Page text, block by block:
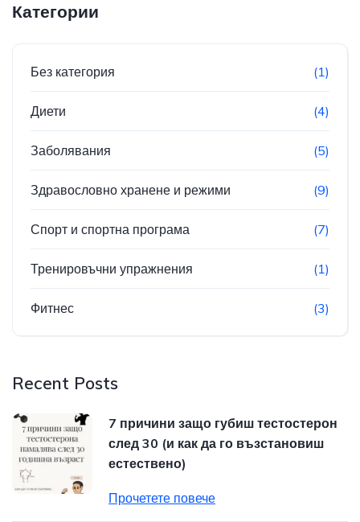
Категории
Без категория (1)
Диети (4)
Заболявания (5)
Здравословно хранене и режими (9)
Спорт и спортна програма (7)
Тренировъчни упражнения (1)
Фитнес (3)
Recent Posts
7 причини защо губиш тестостерон
след 30 (и как да го възстановиш
естествено)
Прочетете повече